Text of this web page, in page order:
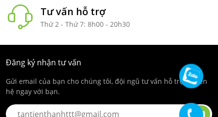
Tư vấn hỗ trợ
Thứ 2 - Thứ 7: 8h00 - 20h30
Đăng ký nhận tư vấn
Gửi email của bạn cho chúng tôi, đội ngũ tư vấn hỗ trợ sẽ liên
hệ ngay với bạn.